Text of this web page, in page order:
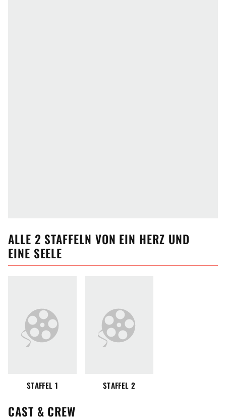
ALLE 2 STAFFELN VON EIN HERZ UND
EINE SEELE
STAFFEL 1 STAFFEL 2
CAST & CREW